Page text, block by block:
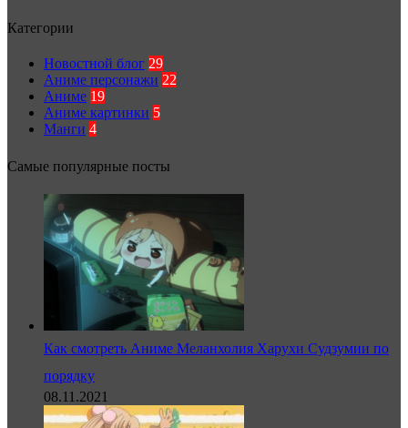
Категории
Новостной блог 29
Аниме персонажи 22
Аниме 19
Аниме картинки 5
Манги 4
Самые популярные посты
Как смотреть Аниме Меланхолия Харухи Судзумии по
порядку
08.11.2021